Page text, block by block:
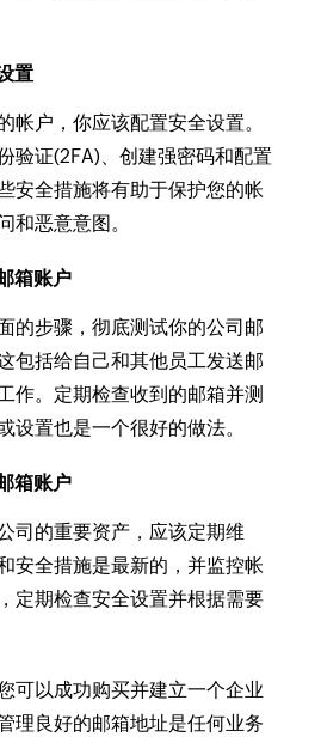
置
户，你应该配置安全设置。
验证(2FA)、创建强密码和配置
安全措施将有助于保护您的帐
和恶意意图。
箱账户
步骤，彻底测试你的公司邮
包括给自己和其他员工发送邮
作。定期检查收到的邮箱并测
设置也是一个很好的做法。
箱账户
的重要资产，应该定期维
安全措施是最新的，并监控帐
定期检查安全设置并根据需要
以成功购买并建立一个企业
理良好的邮箱地址是任何业务